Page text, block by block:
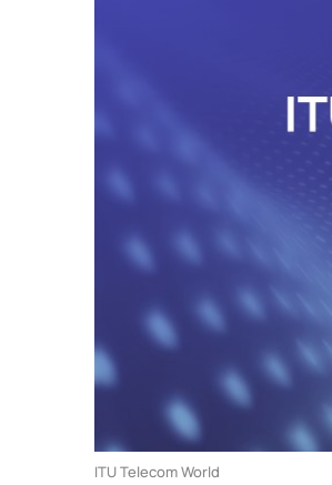
ITU Telecom World